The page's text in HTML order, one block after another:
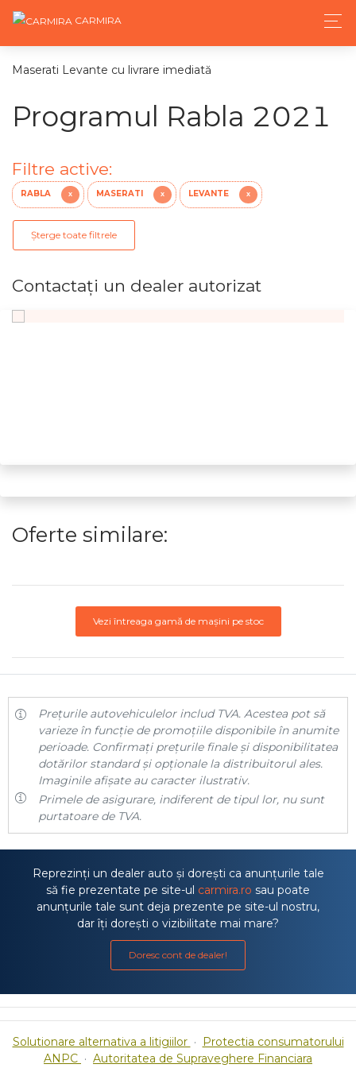
CARMIRA
Maserati Levante cu livrare imediată
Programul Rabla 2021
Filtre active:
RABLA X MASERATI X LEVANTE X
Șterge toate filtrele
Contactaţi un dealer autorizat
Oferte similare:
Vezi întreaga gamă de mașini pe stoc
Prețurile autovehiculelor includ TVA. Acestea pot să
varieze în funcție de promoțiile disponibile în anumite
perioade. Confirmați prețurile finale și disponibilitatea
dotărilor standard și opționale la distribuitorul ales.
Imaginile afișate au caracter ilustrativ.
Primele de asigurare, indiferent de tipul lor, nu sunt
purtatoare de TVA.
Reprezinți un dealer auto și dorești ca anunțurile tale
să fie prezentate pe site-ul carmira.ro sau poate
anunțurile tale sunt deja prezente pe site-ul nostru,
dar îți dorești o vizibilitate mai mare?
Doresc cont de dealer!
Solutionare alternativa a litigiilor · Protectia consumatorului
ANPC · Autoritatea de Supraveghere Financiara